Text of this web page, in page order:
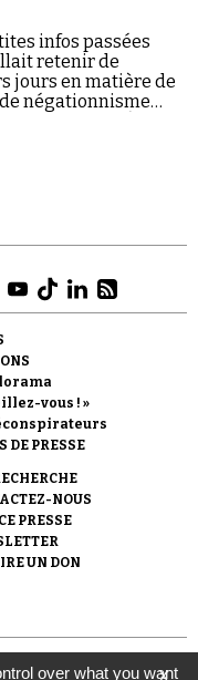
infos passées
retenir de
jours en matière de
négationnisme
vous ! »
DE PRESSE
NOUS
PRESSE
UN DON
de
X
over what you want